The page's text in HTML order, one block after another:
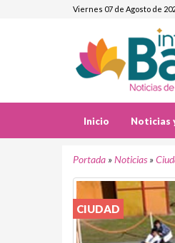
Viernes 07 de Agosto de
Inicio Noticias
Portada »Noticias »
CIUDAD